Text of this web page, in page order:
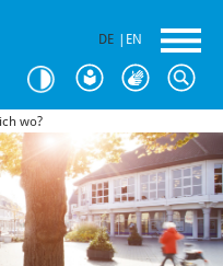
DE EN
wo?